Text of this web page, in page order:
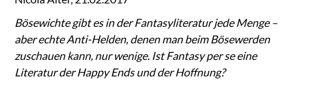
Bösewichte gibt es in der Fantasyliteratur jede Menge –
aber echte Anti-Helden, denen man beim Bösewerden
zuschauen kann, nur wenige. Ist Fantasy per se eine
Literatur der Happy Ends und der Hoffnung?